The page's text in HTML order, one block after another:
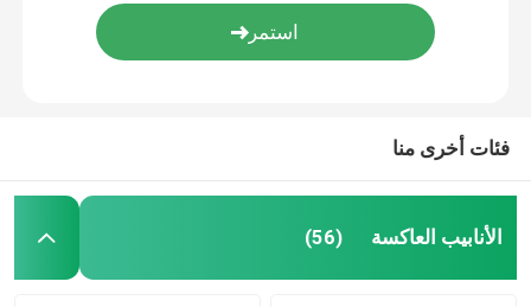
فئات أخرى منا
الأنابيب العاكسة (56)